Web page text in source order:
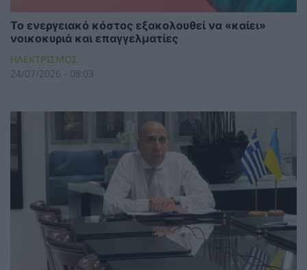
Το ενεργειακό κόστος εξακολουθεί να «καίει»
νοικοκυριά και επαγγελματίες
ΗΛΕΚΤΡΙΣΜΟΣ
24/07/2026 - 08:03